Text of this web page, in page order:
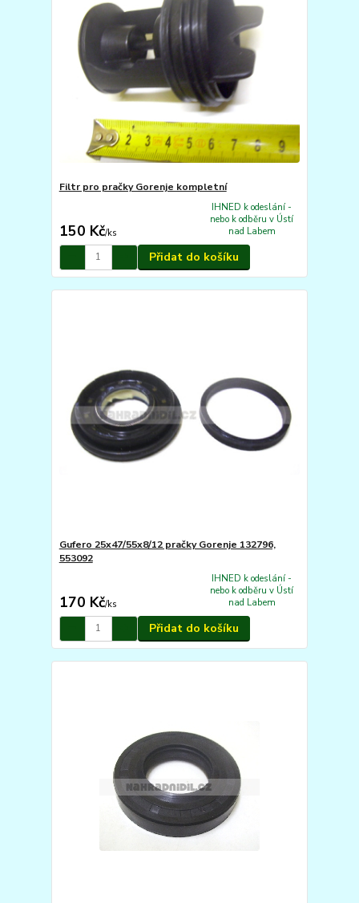
Filtr pro pračky Gorenje kompletní
150 Kč/ks
IHNED k odeslání -
nebo k odběru v Ústí
nad Labem
Přidat do košíku
Gufero 25x47/55x8/12 pračky Gorenje 132796,
553092
170 Kč/ks
IHNED k odeslání -
nebo k odběru v Ústí
nad Labem
Přidat do košíku